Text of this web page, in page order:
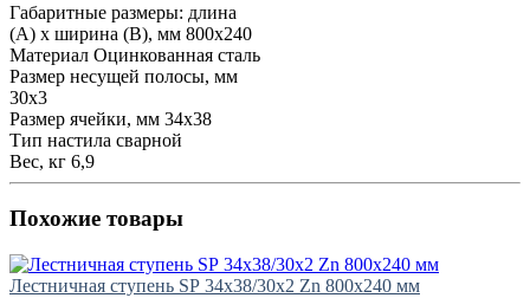
Габаритные размеры: длина
(А) х ширина (В), мм 800х240
Материал Оцинкованная сталь
Размер несущей полосы, мм
30х3
Размер ячейки, мм 34х38
Тип настила сварной
Вес, кг 6,9
Похожие товары
Лестничная ступень SР 34х38/30х2 Zn 800х240 мм